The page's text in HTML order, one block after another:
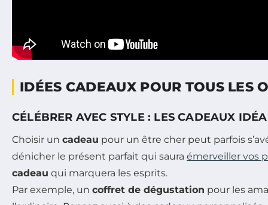
IDÉES CADEAUX POUR TOUS LES
CÉLÉBRER AVEC STYLE : LES CADEAUX
Choisir un cadeau pour un être cher peut parfois
dénicher le présent parfait qui saura émerveiller vos
cadeau qui marquera les esprits.
Par exemple, un coffret de dégustation pour les